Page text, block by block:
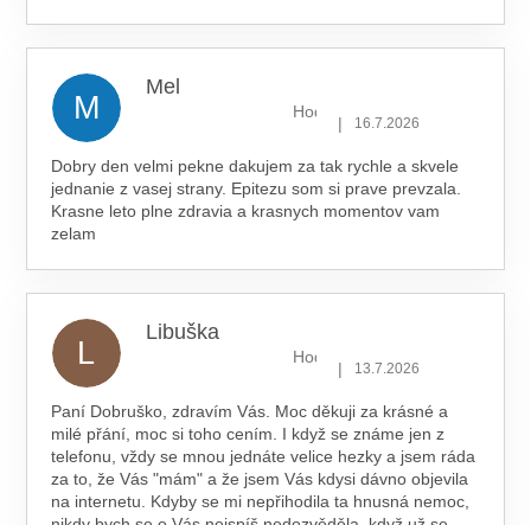
M
Mel
Hodnocení obchodu je 5 z 5
| 16.7.2026
Dobry den velmi pekne dakujem za tak rychle a skvele
jednanie z vasej strany. Epitezu som si prave prevzala.
Krasne leto plne zdravia a krasnych momentov vam
zelam
L
Libuška
Hodnocení obchodu je 5 z 5
| 13.7.2026
Paní Dobruško, zdravím Vás. Moc děkuji za krásné a
milé přání, moc si toho cením. I když se známe jen z
telefonu, vždy se mnou jednáte velice hezky a jsem ráda
za to, že Vás "mám" a že jsem Vás kdysi dávno objevila
na internetu. Kdyby se mi nepřihodila ta hnusná nemoc,